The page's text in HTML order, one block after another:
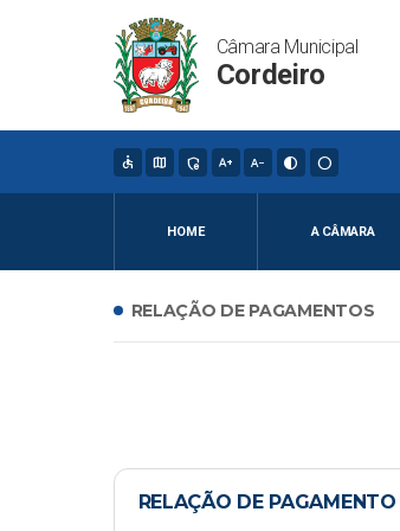
Câmara Municipal
Cordeiro
accessible map admin_panel_settings text_increase text_decrease contrast circle
HOME A CÂMARA
RELAÇÃO DE PAGAMENTOS
RELAÇÃO DE